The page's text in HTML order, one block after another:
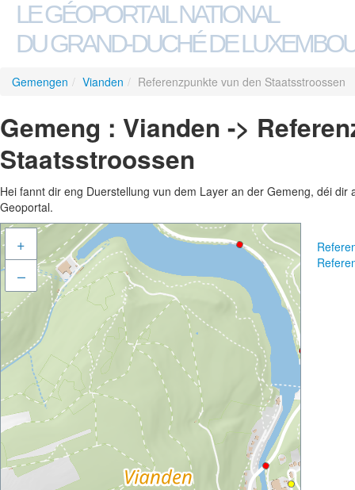
LE GÉOPORTAIL NATIONAL
DU GRAND-DUCHÉ DE
Gemengen / Vianden / Referenzpunkte vun den Staatsstroossen
Gemeng : Vianden ->
Staatsstroossen
Hei fannt dir eng Duerstellung vun dem Layer an der Gemeng, déi
Geoportal.
+
–